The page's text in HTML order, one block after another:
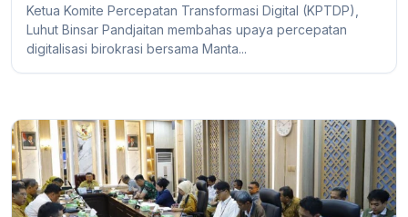
Ketua Komite Percepatan Transformasi Digital (KPTDP),
Luhut Binsar Pandjaitan membahas upaya percepatan
digitalisasi birokrasi bersama Manta...